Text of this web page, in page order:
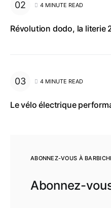
4 MINUTE READ
Révolution dodo, la literie
4 MINUTE READ
Le vélo électrique
ABONNEZ-VOUS À
Abonnez-